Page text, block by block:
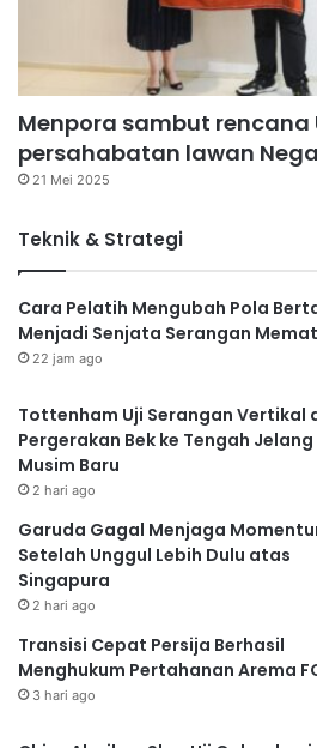
Menpora sambut
persahabatan lawan
21 Mei 2025
Teknik & Strategi
Cara Pelatih Mengubah Pola
Menjadi Senjata Serangan
22 jam ago
Tottenham Uji Serangan Vertikal
Pergerakan Bek ke Tengah Jelang
Musim Baru
2 hari ago
Garuda Gagal Menjaga
Setelah Unggul Lebih Dulu atas
Singapura
2 hari ago
Transisi Cepat Persija Berhasil
Menghukum Pertahanan Arema
3 hari ago